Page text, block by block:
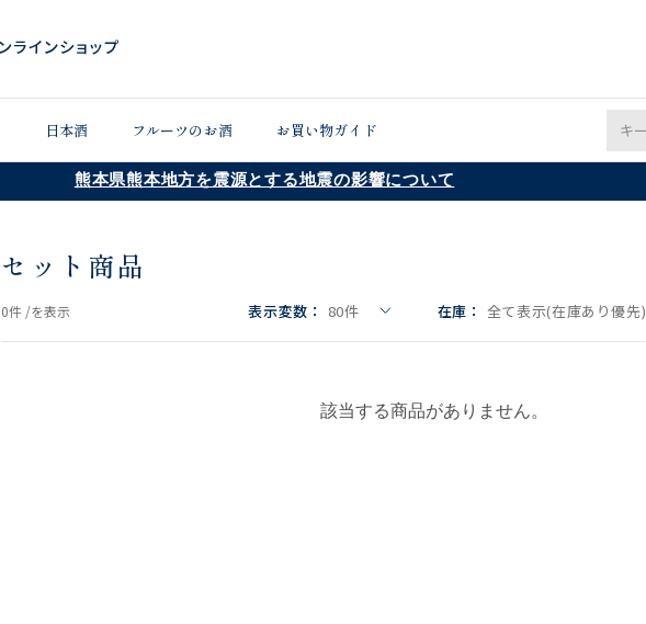
日本酒 フルーツのお酒 お買い物ガイド
熊本県熊本地方を震源とする地震の影響について
セット商品
0件 /を表示 表示変数： 80件 在庫： 全て表示(在庫あり優先)
該当する商品がありません。